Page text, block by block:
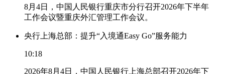
8月4日，中国人民银行重庆市分行召开2026年下半年
工作会议暨重庆外汇管理工作会议。
央行上海总部：提升“入境通Easy Go”服务能力
10:18
2026年8月4日，中国人民银行上海总部召开2026年下